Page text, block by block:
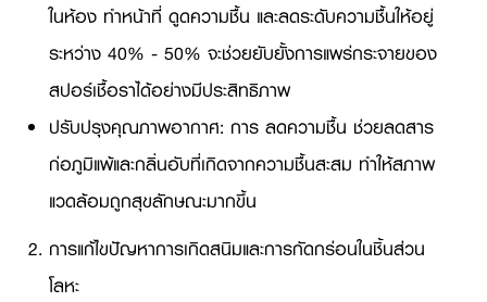
ในห้อง ทำหน้าที่ ดูดความชื้น และลดระดับความชื้นให้อยู่
ระหว่าง 40% - 50% จะช่วยยับยั้งการแพร่กระจายของ
สปอร์เชื้อราได้อย่างมีประสิทธิภาพ
ปรับปรุงคุณภาพอากาศ: การ ลดความชื้น ช่วยลดสาร
ก่อภูมิแพ้และกลิ่นอับที่เกิดจากความชื้นสะสม ทำให้สภาพ
แวดล้อมถูกสุขลักษณะมากขึ้น
การแก้ไขปัญหาการเกิดสนิมและการกัดกร่อนในชิ้นส่วน
โลหะ